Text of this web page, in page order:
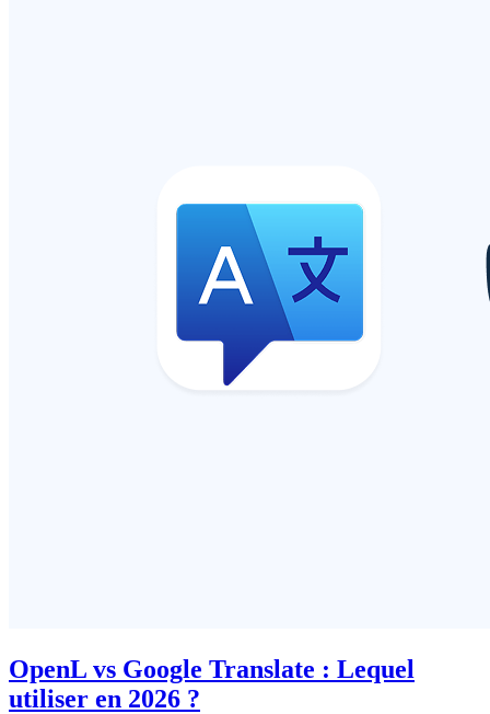
OpenL vs Google Translate : Lequel
utiliser en 2026 ?